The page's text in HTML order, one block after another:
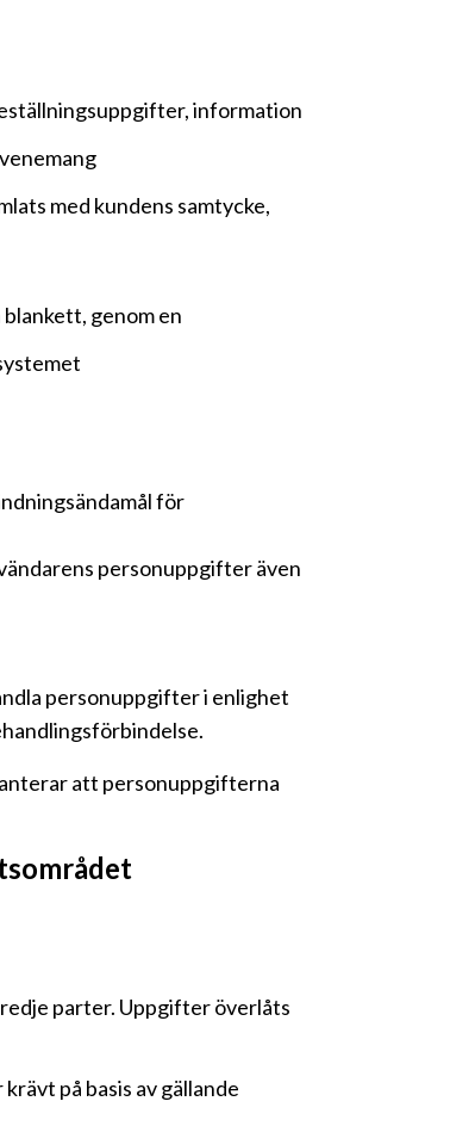
information
med kundens samtycke,
genom en
för
personuppgifter även
personuppgifter i enlighet
att personuppgifterna
parter. Uppgifter överlåts
på basis av gällande